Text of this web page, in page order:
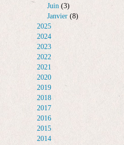
Juin (3)
Janvier (8)
2025
2024
2023
2022
2021
2020
2019
2018
2017
2016
2015
2014